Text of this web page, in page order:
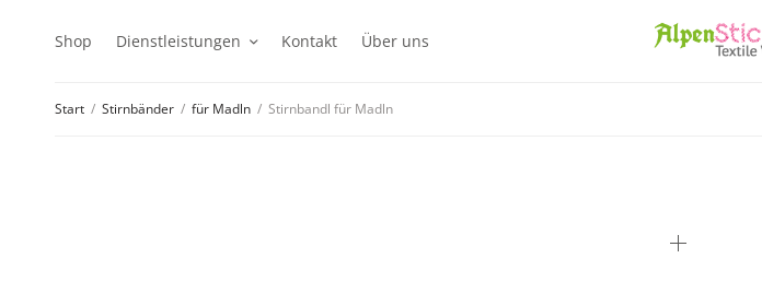
Shop Dienstleistungen Kontakt Über uns
Start / Stirnbänder / für Madln / Stirnbandl für Madln